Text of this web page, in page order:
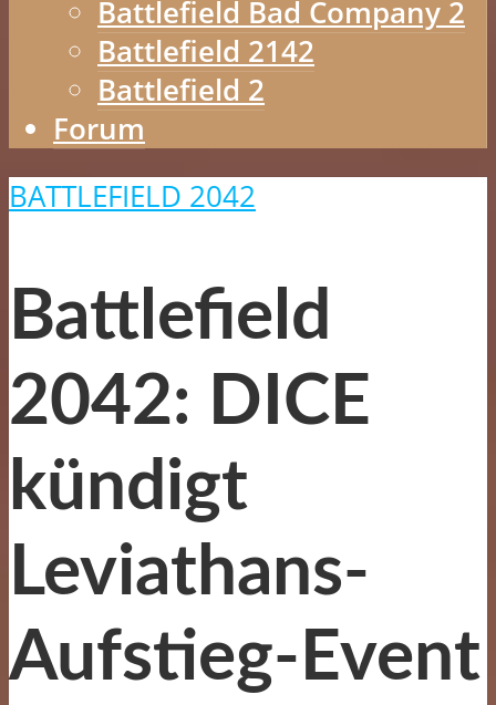
Battlefield Bad Company 2
Battlefield 2142
Battlefield 2
Forum
BATTLEFIELD 2042
Battlefield
2042: DICE
kündigt
Leviathans-
Aufstieg-Event